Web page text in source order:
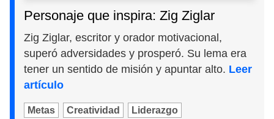
Personaje que inspira: Zig Ziglar
Zig Ziglar, escritor y orador motivacional,
superó adversidades y prosperó. Su lema era
tener un sentido de misión y apuntar alto. Leer
artículo
Metas Creatividad Liderazgo